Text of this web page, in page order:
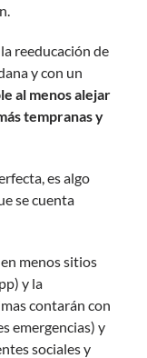
reeducación de
y con un
al menos alejar
tempranas y
es algo
se cuenta
menos sitios
y la
contarán con
emergencias) y
sociales y